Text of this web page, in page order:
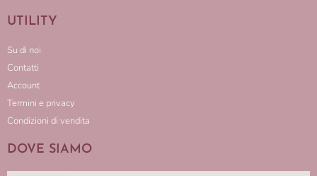
UTILITY
Su di noi
Contatti
Account
Termini e privacy
Condizioni di vendita
DOVE SIAMO